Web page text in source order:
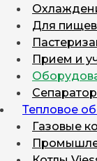
Для
Прием и
Тепловое
Газовые